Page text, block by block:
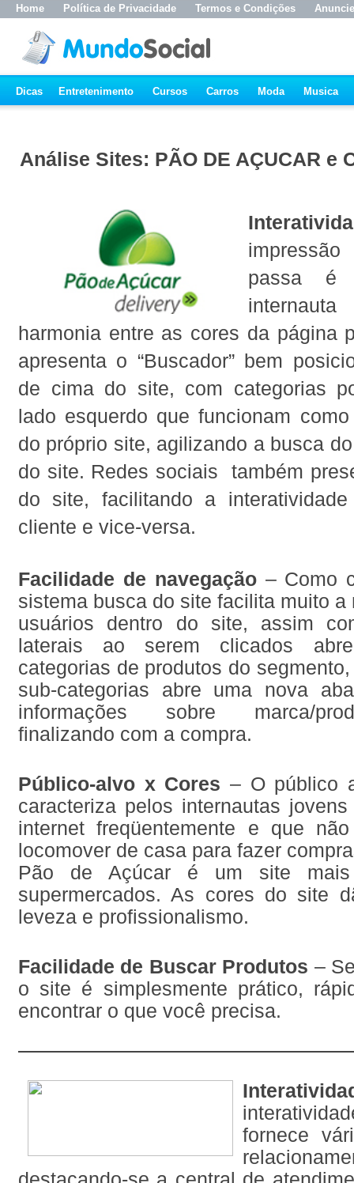
Home Política de Privacidade Termos e Condições Anuncie
Dicas Entretenimento Cursos Carros Moda Musica
Análise Sites: PÃO DE AÇUCAR e
passa
harmonia entre as cores da página
apresenta o “Buscador” bem
de cima do site, com categorias
lado esquerdo que funcionam
do próprio site, agilizando a busca
do site. Redes sociais também
do site, facilitando a
cliente e vice-versa.
Facilidade de navegação– Como
sistema busca do site facilita muito a
usuários dentro do site, assim
laterais ao serem clicados
categorias de produtos do
sub-categorias abre uma nova
informações sobre marca/
finalizando com a compra.
Público-alvo x Cores – O público
caracteriza pelos internautas
internet freqüentemente e que
locomover de casa para fazer
Pão de Açúcar é um site mais
supermercados. As cores do site
leveza e profissionalismo.
Facilidade de Buscar Produtos –
o site é simplesmente prático,
encontrar o que você precisa.
fornece